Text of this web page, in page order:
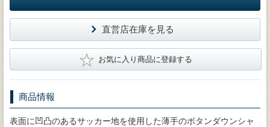
直営店在庫を見る
★ お気に入り商品に登録する
商品情報
表面に凹凸のあるサッカー地を使用した薄手のボタンダウンシャ